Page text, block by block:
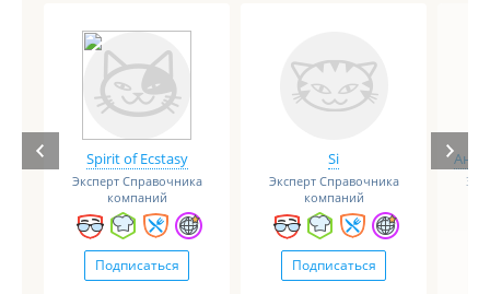
Spirit of Ecstasy
Эксперт Справочника
компаний
Подписаться
Si
Эксперт Справочника
компаний
Подписаться